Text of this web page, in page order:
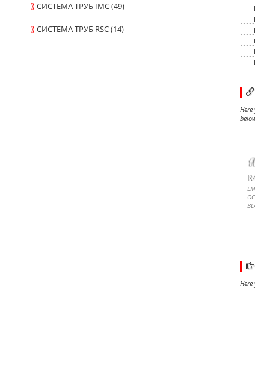
⟫СИСТЕМА ТРУБ IMC (49)
⟫СИСТЕМА ТРУБ RSC (14)